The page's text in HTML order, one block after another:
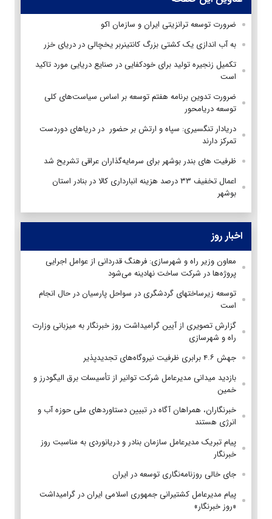
ضرورت توسعه ترانزیتی ایران و سازمان اکو
به آب اندازی یک کشتی بزرگ کانتینربر یخچالی در دریای خزر
تکمیل زنجیره تولید برای خودکفایی در صنایع دریایی مورد تاکید
است
ضرورت تدوین برنامه هفتم توسعه بر اساس سیاست‌های کلی
توسعه دریامحور
دریادار تنگسیری: سپاه و ارتش بر ‌حضور در دریاهای دوردست
تمرکز دارند
ظرفیت های بندر بوشهر برای سرمایه‌گذاران عراقی تشریح شد
اعمال تخفیف ۳۳ درصد هزینه انبارداری کالا در بنادر استان
بوشهر
اخبار روز
معاون وزیر راه و شهرسازی: فرهنگ قدردانی از عوامل اجرایی
پروژه‌ها در شرکت ساخت نهادینه می‌شود
توسعه زیرساختهای گردشگری در سواحل پارسیان در حال انجام
است
گزارش تصویری از آیین گرامیداشت روز خبرنگار به میزبانی وزارت
راه و شهرسازی
جهش ۴.۶ برابری ظرفیت نیروگاه‌های تجدیدپذیر
بازدید میدانی مدیرعامل شرکت توانیر از تأسیسات برق الیگودرز و
خمین
خبرنگاران، همراهان آگاه در تبیین دستاوردهای ملی حوزه آب و
انرژی هستند
پیام تبریک مدیرعامل سازمان بنادر و دریانوردی به مناسبت روز
خبرنگار
جای خالی روزنامه‌نگاری توسعه در ایران
پیام مدیرعامل کشتیرانی جمهوری اسلامی ایران در گرامیداشت
«روز خبرنگار»